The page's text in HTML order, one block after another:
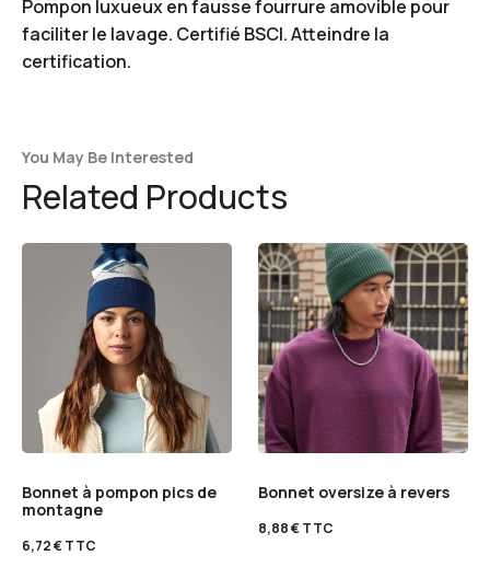
Pompon luxueux en fausse fourrure amovible pour
faciliter le lavage. Certifié BSCI. Atteindre la
certification.
You May Be Interested
Related Products
Bonnet à pompon pics de
montagne
6,72€TTC
Bonnet oversize à revers
8,88€TTC